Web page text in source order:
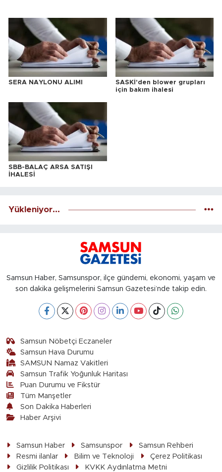
SERA NAYLONU ALIMI
SASKİ'den blower grupları
için bakım ihalesi
SBB-BALAÇ ARSA SATIŞI
İHALESİ
Yükleniyor...
Samsun Haber, Samsunspor, ilçe gündemi, ekonomi, yaşam ve
son dakika gelişmelerini Samsun Gazetesi’nde takip edin.
Samsun Nöbetçi Eczaneler
Samsun Hava Durumu
SAMSUN Namaz Vakitleri
Samsun Trafik Yoğunluk Haritası
Puan Durumu ve Fikstür
Tüm Manşetler
Son Dakika Haberleri
Haber Arşivi
Samsun Haber Samsunspor
Samsun Rehberi
Resmi ilanlar
Bilim ve Teknoloji
Çerez Politikası
Gizlilik Politikası
KVKK Aydınlatma Metni